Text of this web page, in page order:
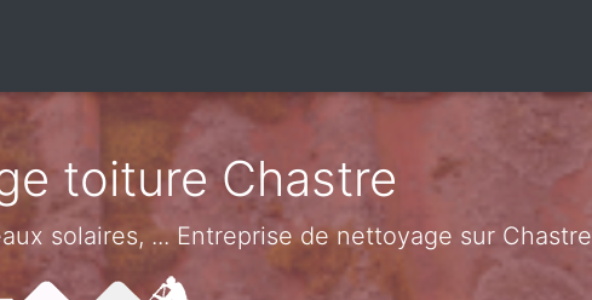
toiture Chastre
solaires, ... Entreprise de nettoyage sur Chastre